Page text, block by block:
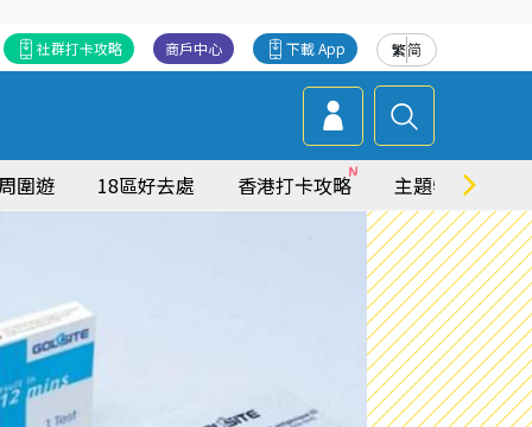
繁简
下載 App
商戶中心
社群打卡攻略
圍遊 18區好去處 香港打卡攻略 主題特集